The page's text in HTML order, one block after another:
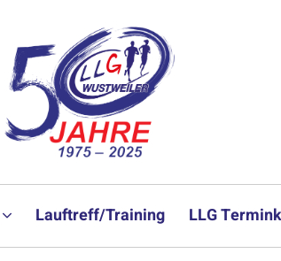
Lauftreff/Training LLG